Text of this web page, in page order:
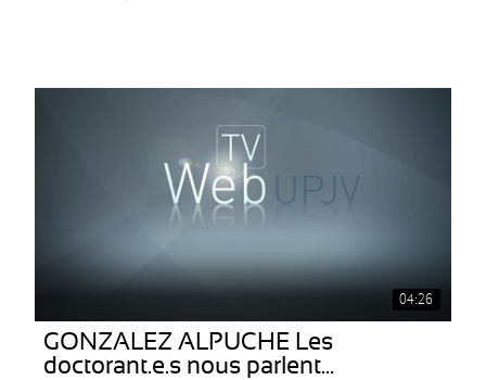
04:26
GONZALEZ ALPUCHE Les
doctorant.e.s nous parlent...